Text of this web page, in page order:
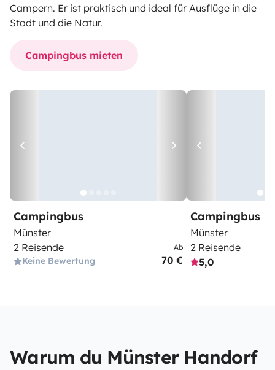
Campern. Er ist praktisch und ideal für Ausflüge in die
Stadt und die Natur.
Campingbus mieten
Campingbus
Münster
2 Reisende
Keine Bewertung
Ab
70 €
Campingbus
Münster
2 Reisende
5,0
Warum du Münster Handorf